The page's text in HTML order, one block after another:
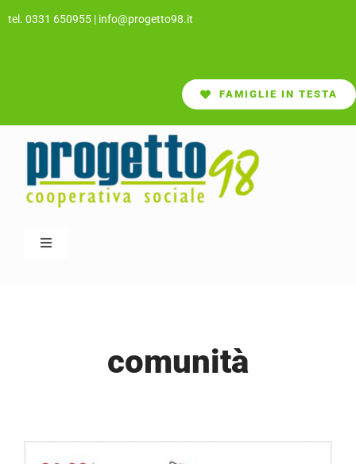
Salta
tel. 0331 650955 | info@progetto98.it
FAMIGLIE IN TESTA
Toggle
PROGETTI
comunità